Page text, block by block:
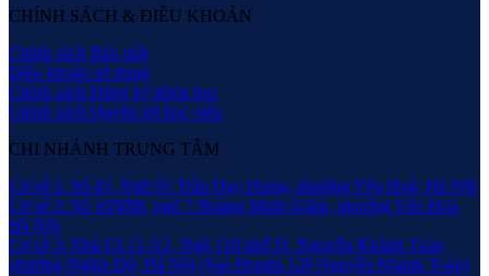
CHÍNH SÁCH & ĐIỀU KHOẢN
Chính sách Bảo mật
Điều khoản sử dụng
Chính sách Đăng ký khóa học
Chính sách Quyền lợi học viên
CHI NHÁNH TRUNG TÂM
Cơ sở 1: Số 43, Ngõ 91 Trần Duy Hưng, phường Yên Hoà, Hà Nội
Cơ sở 2: Số 16N8B, ngõ 7 Hoàng Minh Giám, phường Yên Hoà,
Hà Nội
Cơ sở 3: Nhà CL11-A2, Ngõ 118 phố Đ. Nguyễn Khánh Toàn,
phường Nghĩa Đô, Hà Nội (Sau Honda 120 Nguyễn Khánh Toàn)